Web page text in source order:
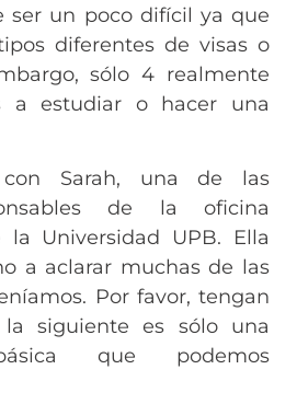
ser un poco difícil ya que
diferentes de visas o
sólo 4 realmente
a estudiar o hacer una
con Sarah, una de las
de la oficina
la Universidad UPB. Ella
a aclarar muchas de las
Por favor, tengan
siguiente es sólo una
que podemos